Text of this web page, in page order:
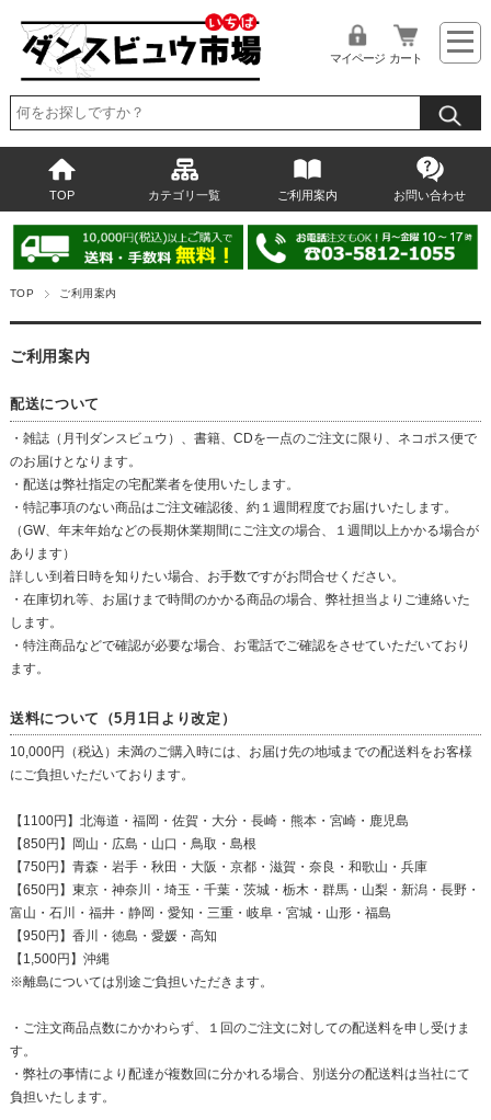
マイページ カート
TOP カテゴリ一覧 ご利用案内 お問い合わせ
TOP ご利用案内
ご利用案内
配送について
・雑誌（月刊ダンスビュウ）、書籍、CDを一点のご注文に限り、ネコポス便で
のお届けとなります。
・配送は弊社指定の宅配業者を使用いたします。
・特記事項のない商品はご注文確認後、約１週間程度でお届けいたします。
（GW、年末年始などの長期休業期間にご注文の場合、１週間以上かかる場合が
あります）
詳しい到着日時を知りたい場合、お手数ですがお問合せください。
・在庫切れ等、お届けまで時間のかかる商品の場合、弊社担当よりご連絡いた
します。
・特注商品などで確認が必要な場合、お電話でご確認をさせていただいており
ます。
送料について（5月1日より改定）
10,000円（税込）未満のご購入時には、お届け先の地域までの配送料をお客様
にご負担いただいております。
【1100円】北海道・福岡・佐賀・大分・長崎・熊本・宮崎・鹿児島
【850円】岡山・広島・山口・鳥取・島根
【750円】青森・岩手・秋田・大阪・京都・滋賀・奈良・和歌山・兵庫
【650円】東京・神奈川・埼玉・千葉・茨城・栃木・群馬・山梨・新潟・長野・
富山・石川・福井・静岡・愛知・三重・岐阜・宮城・山形・福島
【950円】香川・徳島・愛媛・高知
【1,500円】沖縄
※離島については別途ご負担いただきます。
・ご注文商品点数にかかわらず、１回のご注文に対しての配送料を申し受けま
す。
・弊社の事情により配達が複数回に分かれる場合、別送分の配送料は当社にて
負担いたします。